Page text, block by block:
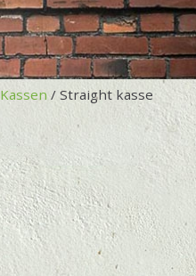
Kassen / Straight kasse